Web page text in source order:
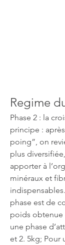
Regime
Phase 2 : la
principe :
poing”, on
plus
apporter à
minéraux et
phase est de
poids obtenue
une phase
et 2. 5kg; Pour